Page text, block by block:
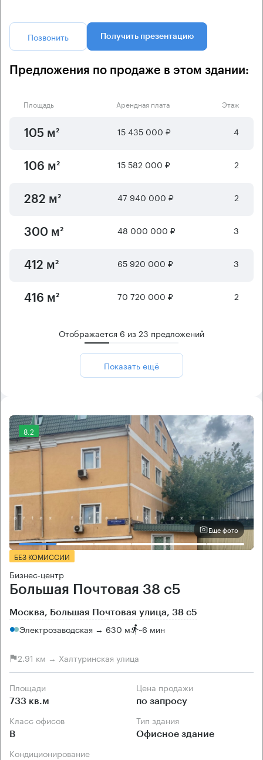
Позвонить Получить презентацию
Предложения по продаже в этом здании:
Площадь Арендная плата Этаж
105 м² 15 435 000 ₽ 4
106 м² 15 582 000 ₽ 2
282 м² 47 940 000 ₽ 2
300 м² 48 000 000 ₽ 3
412 м² 65 920 000 ₽ 3
416 м² 70 720 000 ₽ 2
Отображается 6 из23 предложений
Показать ещё
8.2
Еще фото
БЕЗ КОМИССИИ
Бизнес-центр
Большая Почтовая 38 с5
Москва, Большая Почтовая улица, 38 с5
Электрозаводская → 630 м ~6 мин
2.91 км → Халтуринская улица
Площади
733 кв.м
Цена продажи
по запросу
Класс офисов
B
Тип здания
Офисное здание
Кондиционирование